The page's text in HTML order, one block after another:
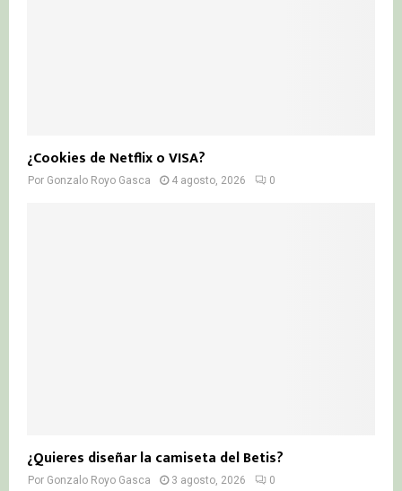
¿Cookies de Netflix o VISA?
Por Gonzalo Royo Gasca 4 agosto, 2026 0
¿Quieres diseñar la camiseta del Betis?
Por Gonzalo Royo Gasca 3 agosto, 2026 0